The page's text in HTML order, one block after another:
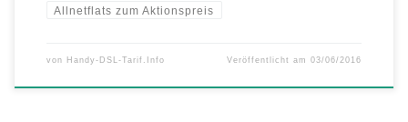
Allnetflats zum Aktionspreis
von Handy-DSL-Tarif.Info Veröffentlicht am03/06/2016